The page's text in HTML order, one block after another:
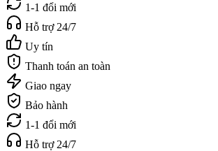
1-1 đổi mới
Hỗ trợ 24/7
Uy tín
Thanh toán an toàn
Giao ngay
Bảo hành
1-1 đổi mới
Hỗ trợ 24/7